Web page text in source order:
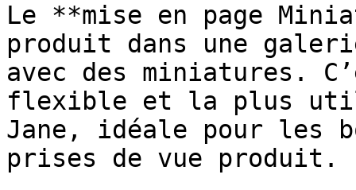
Le **mise en page
produit dans une
avec des miniatures.
flexible et la plus
Jane, idéale pour les
prises de vue produit.